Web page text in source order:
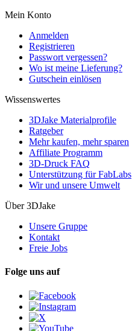
Mein Konto
Anmelden
Registrieren
Passwort vergessen?
Wo ist meine Lieferung?
Gutschein einlösen
Wissenswertes
3DJake Materialprofile
Ratgeber
Mehr kaufen, mehr sparen
Affiliate Programm
3D-Druck FAQ
Unterstützung für FabLabs
Wir und unsere Umwelt
Über 3DJake
Unsere Gruppe
Kontakt
Freie Jobs
Folge uns auf